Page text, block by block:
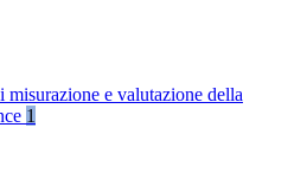
misurazione e valutazione della
1